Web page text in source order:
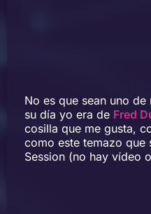
No es que sean uno
su día yo era de Fred
cosilla que me gusta,
como este temazo que
Session (no hay vídeo